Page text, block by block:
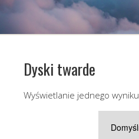
Dyski twarde
Wyświetlanie jednego wyniku